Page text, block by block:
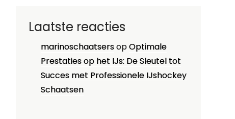
Laatste reacties
marinoschaatsersopOptimale
Prestaties op het IJs: De Sleutel tot
Succes met Professionele IJshockey
Schaatsen